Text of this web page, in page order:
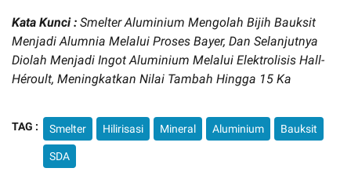
Kata Kunci : Smelter Aluminium Mengolah Bijih Bauksit
Menjadi Alumnia Melalui Proses Bayer, Dan Selanjutnya
Diolah Menjadi Ingot Aluminium Melalui Elektrolisis Hall-
Héroult, Meningkatkan Nilai Tambah Hingga 15 Ka
TAG : Smelter Hilirisasi Mineral Aluminium Bauksit
SDA